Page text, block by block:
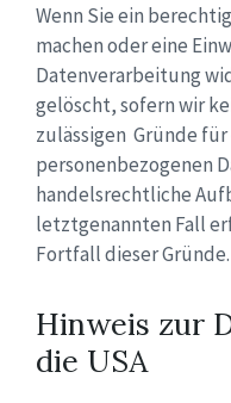
Wenn Sie ein
machen oder eine
Datenverarbeitung
gelöscht, sofern wir
zulässigen Gründe
personenbezogenen
handelsrechtliche
letztgenannten Fall
Fortfall dieser Gründe.
Hinweis zur
die USA